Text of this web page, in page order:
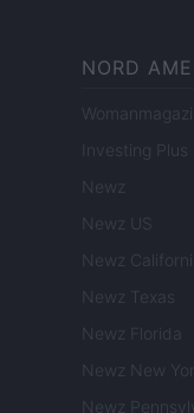
NORD
Investing Plus
Newz
Newz US
Newz California
Newz Texas
Newz Florida
Newz New
Newz